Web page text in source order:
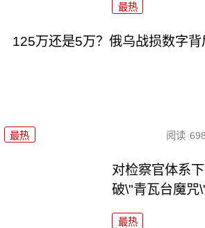
最热
125万还是5万？俄乌战损数字
最热 阅读
对检察官体系
破\"青瓦台魔咒
最热